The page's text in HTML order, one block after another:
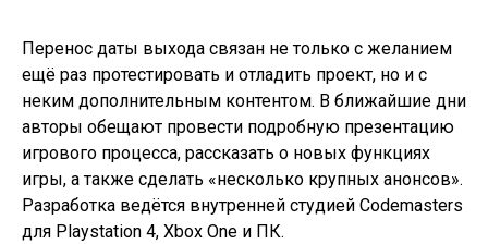
Перенос даты выхода связан не только с желанием
ещё раз протестировать и отладить проект, но и с
неким дополнительным контентом. В ближайшие дни
авторы обещают провести подробную презентацию
игрового процесса, рассказать о новых функциях
игры, а также сделать «несколько крупных анонсов».
Разработка ведётся внутренней студией Codemasters
для Playstation 4, Xbox One и ПК.